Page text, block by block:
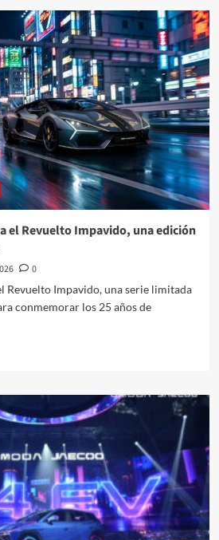
el Revuelto Impavido, una edición
0
Revuelto Impavido, una serie limitada
conmemorar los 25 años de